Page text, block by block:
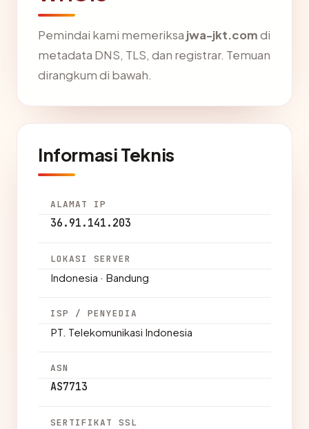
Pemindai kami memeriksa jwa-jkt.comdi
metadata DNS, TLS, dan registrar. Temuan
dirangkum di bawah.
Informasi Teknis
ALAMAT IP
36.91.141.203
LOKASI SERVER
Indonesia · Bandung
ISP / PENYEDIA
PT. Telekomunikasi Indonesia
ASN
AS7713
SERTIFIKAT SSL